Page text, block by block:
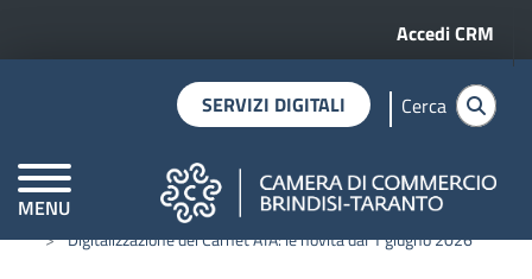
Menu
Accedi CRM
MENU
CAMERE DI COMMERCIO D'ITALIA
SERVIZI DIGITALI Cerca
Home
estero news
Digitalizzazione dei Carnet ATA: le novità dal 1 giugno 2026